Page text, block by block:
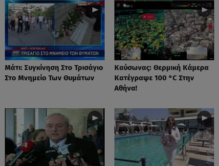
Μάτι: Συγκίνηση Στο Τρισάγιο
Στο Μνημείο Των Θυμάτων
Καύσωνας: Θερμική Κάμερα
Κατέγραψε 100 °C Στην
Αθήνα!